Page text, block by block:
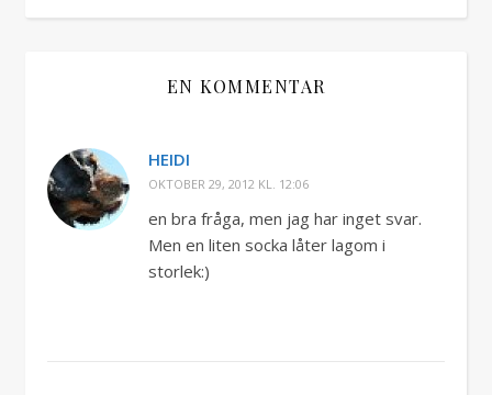
EN KOMMENTAR
HEIDI
OKTOBER 29, 2012 KL. 12:06
en bra fråga, men jag har inget svar.
Men en liten socka låter lagom i
storlek:)